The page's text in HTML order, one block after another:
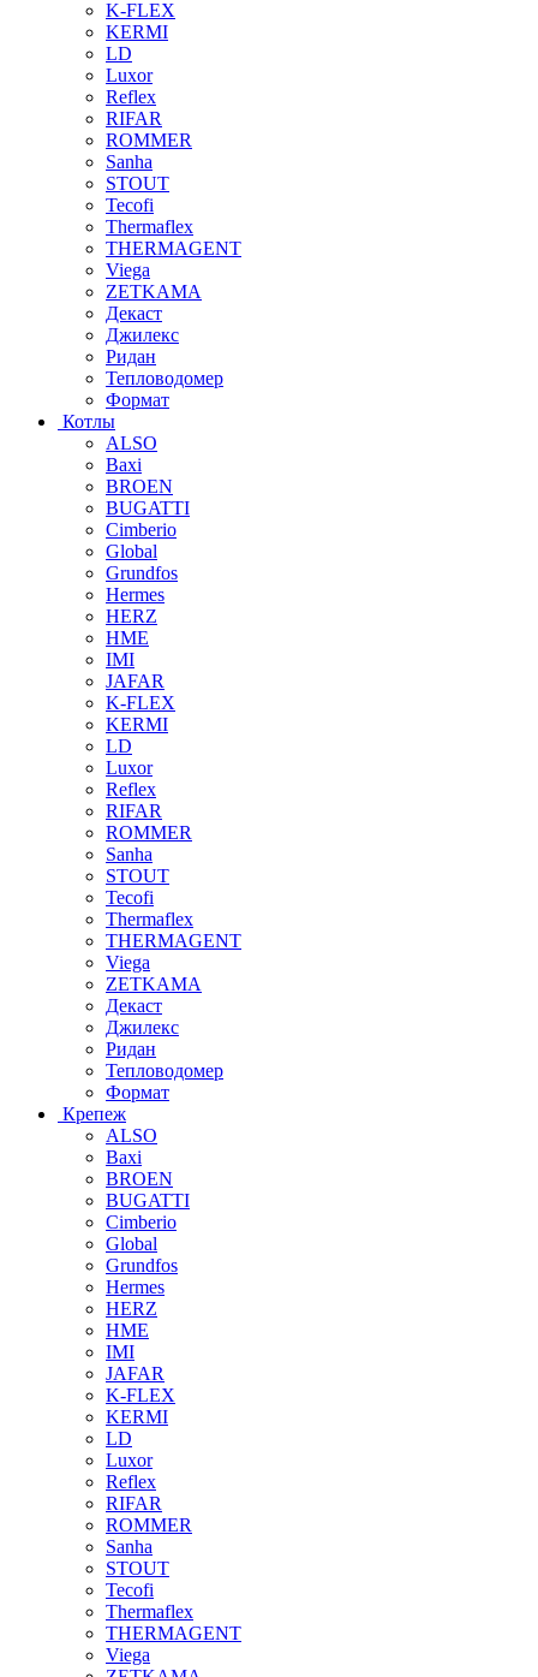
K-FLEX
KERMI
LD
Luxor
Reflex
RIFAR
ROMMER
Sanha
STOUT
Tecofi
Thermaflex
THERMAGENT
Viega
ZETKAMA
Декаст
Джилекс
Ридан
Тепловодомер
Формат
Котлы
ALSO
Baxi
BROEN
BUGATTI
Cimberio
Global
Grundfos
Hermes
HERZ
HME
IMI
JAFAR
K-FLEX
KERMI
LD
Luxor
Reflex
RIFAR
ROMMER
Sanha
STOUT
Tecofi
Thermaflex
THERMAGENT
Viega
ZETKAMA
Декаст
Джилекс
Ридан
Тепловодомер
Формат
Крепеж
ALSO
Baxi
BROEN
BUGATTI
Cimberio
Global
Grundfos
Hermes
HERZ
HME
IMI
JAFAR
K-FLEX
KERMI
LD
Luxor
Reflex
RIFAR
ROMMER
Sanha
STOUT
Tecofi
Thermaflex
THERMAGENT
Viega